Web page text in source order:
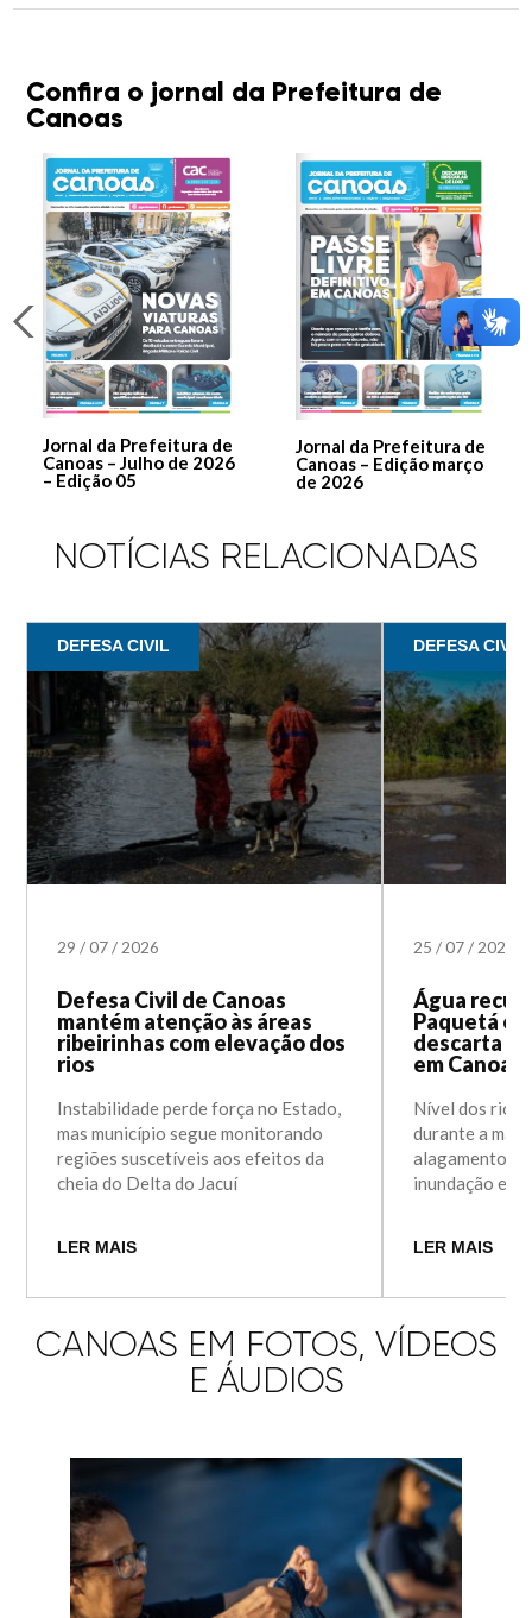
Confira o jornal da Prefeitura de
Canoas
Jornal da Prefeitura de
Canoas – Julho de 2026
– Edição 05
Jornal da Prefeitura de
Canoas – Edição março
de 2026
NOTÍCIAS RELACIONADAS
DEFESA CIVIL
29/07/ 2026
Defesa Civil de Canoas
mantém atenção às áreas
ribeirinhas com elevação dos
rios
Instabilidade perde força no Estado,
mas município segue monitorando
regiões suscetíveis aos efeitos da
cheia do Delta do Jacuí
LER MAIS
DEFESA CIVIL
25/07/ 2026
Água recua
Paquetá e
descarta
em Canoas
Nível dos rios
durante a
alagamentos
inundação em
LER MAIS
CANOAS EM FOTOS, VÍDEOS
E ÁUDIOS